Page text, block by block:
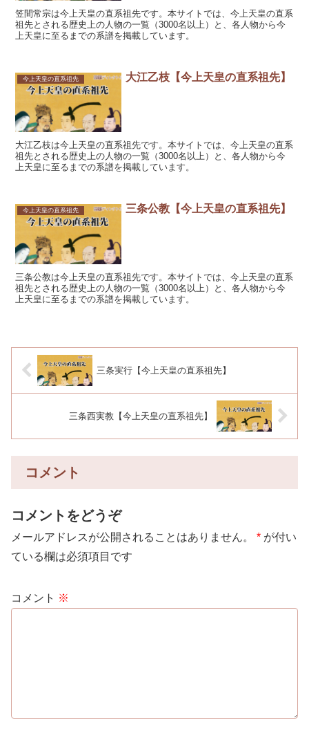
笠間常宗は今上天皇の直系祖先です。本サイトでは、今上天皇の直系
祖先とされる歴史上の人物の一覧（3000名以上）と、各人物から今
上天皇に至るまでの系譜を掲載しています。
今上天皇の直系祖先 大江乙枝【今上天皇の直系祖先】
大江乙枝は今上天皇の直系祖先です。本サイトでは、今上天皇の直系
祖先とされる歴史上の人物の一覧（3000名以上）と、各人物から今
上天皇に至るまでの系譜を掲載しています。
今上天皇の直系祖先 三条公教【今上天皇の直系祖先】
三条公教は今上天皇の直系祖先です。本サイトでは、今上天皇の直系
祖先とされる歴史上の人物の一覧（3000名以上）と、各人物から今
上天皇に至るまでの系譜を掲載しています。
三条実行【今上天皇の直系祖先】
三条西実教【今上天皇の直系祖先】
コメント
コメントをどうぞ
メールアドレスが公開されることはありません。 * が付い
ている欄は必須項目です
コメント ※